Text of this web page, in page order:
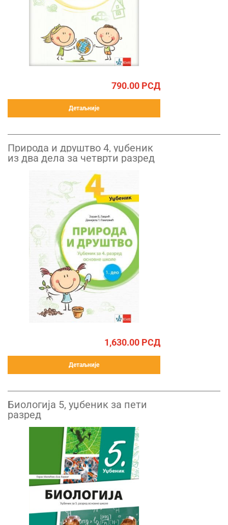
790.00 РСД
Детаљније
Природа и друштво 4, уџбеник
из два дела за четврти разред
1,630.00 РСД
Детаљније
Биологија 5, уџбеник за пети
разред